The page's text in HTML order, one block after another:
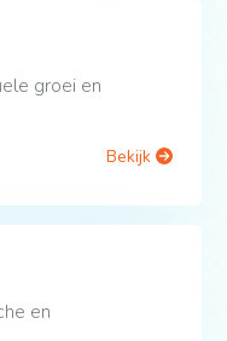
groei en
Bekijk
en